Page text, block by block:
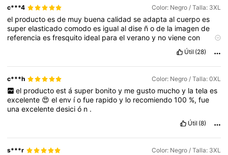
c***4 Color: Negro / Talla: 3XL
el productoesde muy buenacalidadseadaptaalcuerpoes
superelasticadocomodoes igualaldise ñode la imagende
referenciaesfresquito ideal paraelveranoy novienecon
Útil (28)
c***h Color: Negro / Talla: 0XL
el producto est á super bonito y me gusto mucho y la tela es
excelente 😍elenv íofue rapidoy lo recomiendo100 %,fue
unaexcelentedesició n .
Útil (8)
s***r Color: Negro / Talla: 3XL